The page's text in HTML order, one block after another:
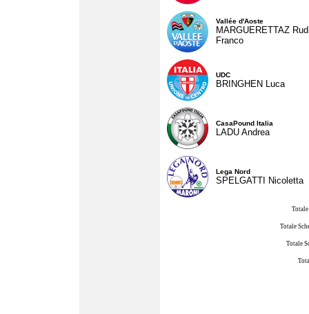
Vallée d'Aoste
MARGUERETTAZ
Franco
UDC
BRINGHEN Luca
CasaPound Italia
LADU Andrea
Lega Nord
SPELGATTI Nicoletta
Totale
Totale